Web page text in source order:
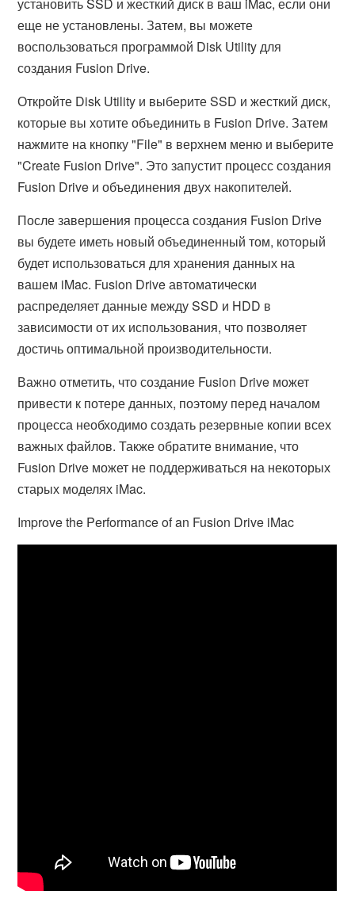
еще не установлены. Затем, вы можете
воспользоваться программой Disk Utility для
создания Fusion Drive.
Откройте Disk Utility и выберите SSD и жесткий диск,
которые вы хотите объединить в Fusion Drive. Затем
нажмите на кнопку "File" в верхнем меню и выберите
"Create Fusion Drive". Это запустит процесс создания
Fusion Drive и объединения двух накопителей.
После завершения процесса создания Fusion Drive
вы будете иметь новый объединенный том, который
будет использоваться для хранения данных на
вашем iMac. Fusion Drive автоматически
распределяет данные между SSD и HDD в
зависимости от их использования, что позволяет
достичь оптимальной производительности.
Важно отметить, что создание Fusion Drive может
привести к потере данных, поэтому перед началом
процесса необходимо создать резервные копии всех
важных файлов. Также обратите внимание, что
Fusion Drive может не поддерживаться на некоторых
старых моделях iMac.
Improve the Performance of an Fusion Drive iMac